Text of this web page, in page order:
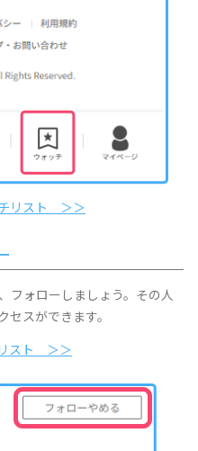
リスト ＞＞
フォローしましょう。その人
スができます。
スト ＞＞